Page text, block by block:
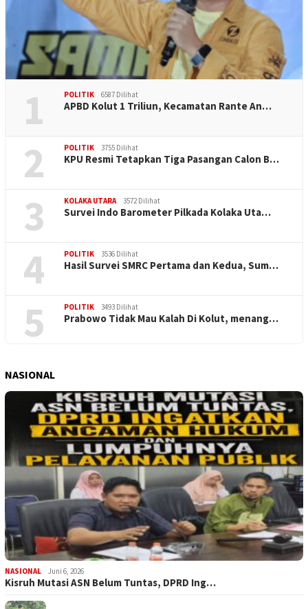
1 POLITIK 6587 Dilihat
APBD Kolut 1 Triliun, Kecamatan Rante An…
2 POLITIK 3755 Dilihat
KPU Resmi Tetapkan Tiga Pasangan Calon B…
3 KOLAKA UTARA 3572 Dilihat
Survei Indo Barometer Pilkada Kolaka Uta…
4 POLITIK 3536 Dilihat
Hasil Survei SMRC Pertama dan Kedua, Sum…
5 POLITIK 3493 Dilihat
Prabowo Tidak Mau Kalah Di Kolut, menang…
NASIONAL
NASIONAL Juni 6, 2026
Kisruh Mutasi ASN Belum Tuntas, DPRD Ing…